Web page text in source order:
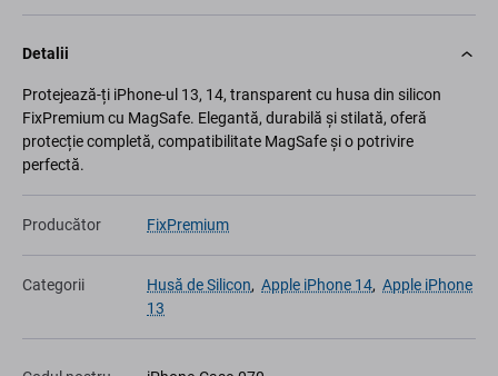
Detalii
Protejează-ți iPhone-ul 13, 14, transparent cu husa din silicon
FixPremium cu MagSafe. Elegantă, durabilă și stilată, oferă
protecție completă, compatibilitate MagSafe și o potrivire
perfectă.
Producător FixPremium
Categorii Husă de Silicon, Apple iPhone 14, Apple iPhone
13